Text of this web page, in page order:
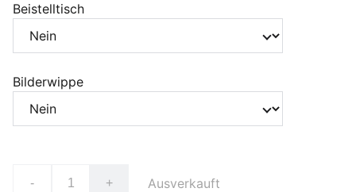
Beistelltisch
Bilderwippe
- + Ausverkauft